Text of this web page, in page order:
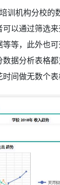
训机构分校的
以通过筛选
等，此外也
据分析表格都
间做无数个表